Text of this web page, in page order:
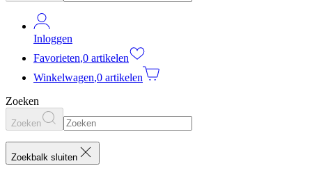
Inloggen
Favorieten,0 artikelen
Winkelwagen,0 artikelen
Zoeken
Zoeken
Zoekbalk sluiten